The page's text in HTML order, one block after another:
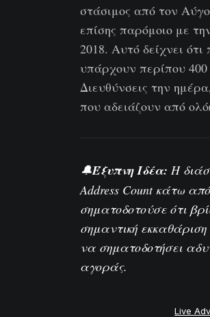
στάσιμος από τον
επίσης παρόμοιο με
2018. Αυτό δείχνει
υπάρχουν περίπου 400
Διευθύνσεις την
που αδειάζουν από
🔔Έξυπνη Ιδέα: Η
Address Count κάτω
σηματοδοτούσε ότι
σημαντική
να σηματοδοτήσει
αγοράς.
Live